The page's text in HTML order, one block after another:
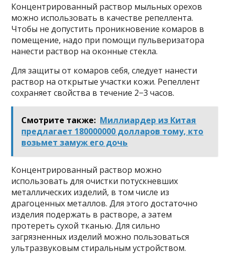
Концентрированный раствор мыльных орехов
можно использовать в качестве репеллента.
Чтобы не допустить проникновение комаров в
помещение, надо при помощи пульверизатора
нанести раствор на оконные стекла.
Для защиты от комаров себя, следует нанести
раствор на открытые участки кожи. Репеллент
сохраняет свойства в течение 2−3 часов.
Смотрите также: Миллиардер из Китая
предлагает 180000000 долларов тому, кто
возьмет замуж его дочь
Концентрированный раствор можно
использовать для очистки потускневших
металлических изделий, в том числе из
драгоценных металлов. Для этого достаточно
изделия подержать в растворе, а затем
протереть сухой тканью. Для сильно
загрязненных изделий можно пользоваться
ультразвуковым стиральным устройством.